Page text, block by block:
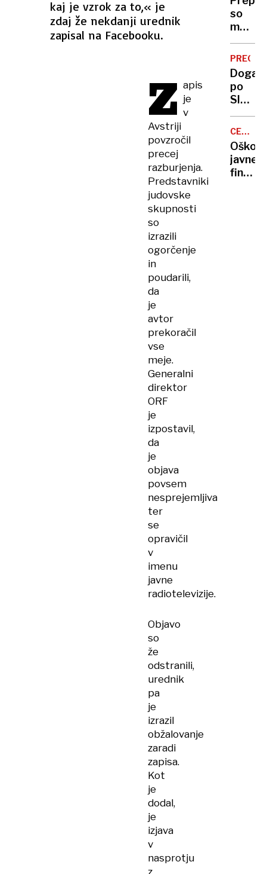
kaj je vzrok za to,« je
zdaj že nekdanji urednik
zapisal na Facebooku.
Z apis
je
v
Avstriji
povzročil
precej
razburjenja.
Predstavniki
judovske
skupnosti
so
izrazili
ogorčenje
in
poudarili,
da
je
avtor
prekoračil
vse
meje.
Generalni
direktor
ORF
je
izpostavil,
da
je
objava
povsem
nesprejemljiva
ter
se
opravičil
v
imenu
javne
radiotelevizije.
Objavo
so
že
odstranili,
urednik
pa
je
izrazil
obžalovanje
zaradi
zapisa.
Kot
je
dodal,
je
izjava
v
nasprotju
Asta
Vrečko
se
še
odloča
so
mu
vstop
v
državo,
a se
je s
vseeno
čez
mejo
po
kje
bo
danes
najbolj
CENTER
javne